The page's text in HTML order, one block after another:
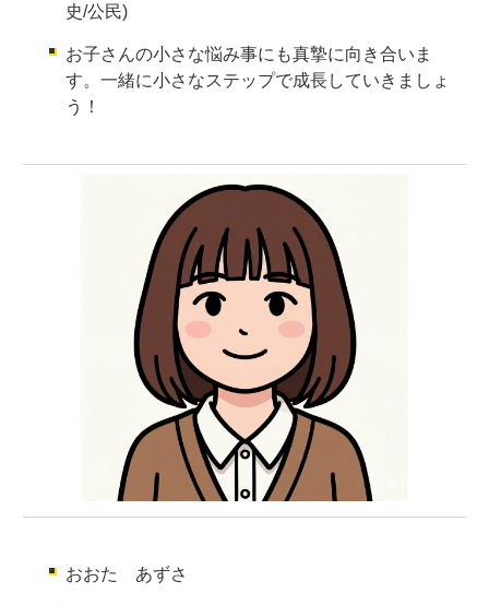
史/公民)
お子さんの小さな悩み事にも真摯に向き合いま
す。一緒に小さなステップで成長していきましょ
う！
おおた あずさ